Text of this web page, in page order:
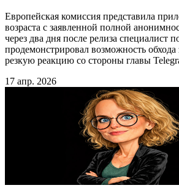
Европейская комиссия представила
возраста с заявленной полной
через два дня после релиза специалист
продемонстрировал возможность
резкую реакцию со стороны главы
17 апр. 2026